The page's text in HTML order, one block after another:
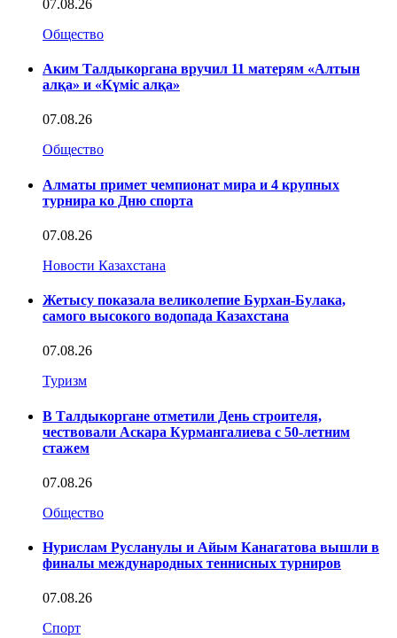
07.08.26
Общество
Аким Талдыкоргана вручил 11 матерям «Алтын
алқа» и «Күміс алқа»
07.08.26
Общество
Алматы примет чемпионат мира и 4 крупных
турнира ко Дню спорта
07.08.26
Новости Казахстана
Жетысу показала великолепие Бурхан-Булака,
самого высокого водопада Казахстана
07.08.26
Туризм
В Талдыкоргане отметили День строителя,
чествовали Аскара Курмангалиева с 50-летним
стажем
07.08.26
Общество
Нурислам Русланулы и Айым Канагатова вышли в
финалы международных теннисных турниров
07.08.26
Спорт